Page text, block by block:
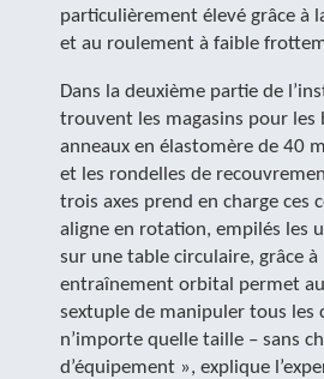
particulièrement élevé grâce à
et au roulement à faible
Dans la deuxième partie de
trouvent les magasins pour les
anneaux en élastomère de 40
et les rondelles de
trois axes prend en charge ces
aligne en rotation, empilés les
sur une table circulaire, grâce à
entraînement orbital permet
sextuple de manipuler tous les
n’importe quelle taille – sans
d’équipement », explique